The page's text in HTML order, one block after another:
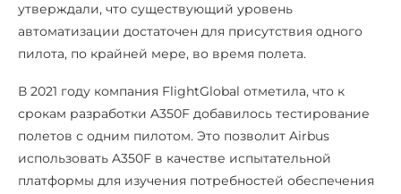
утверждали, что существующий уровень
автоматизации достаточен для присутствия одного
пилота, по крайней мере, во время полета.
В 2021 году компания FlightGlobal отметила, что к
срокам разработки A350F добавилось тестирование
полетов с одним пилотом. Это позволит Airbus
использовать A350F в качестве испытательной
платформы для изучения потребностей обеспечения